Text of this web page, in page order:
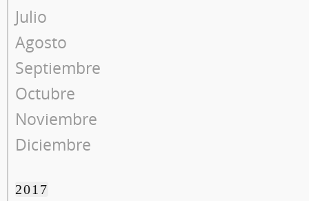
Julio
Agosto
Septiembre
Octubre
Noviembre
Diciembre
2017